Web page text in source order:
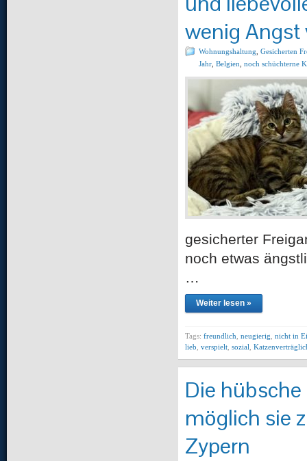
wenig Angst
Wohnungshaltung Gesicherten
Jahr Belgien noch schüchterne
gesicherter
noch etwas
…
Weiter lesen »
Tags: freundlich neugierig nicht in
lieb verspielt sozial
Die
möglich sie
Zypern